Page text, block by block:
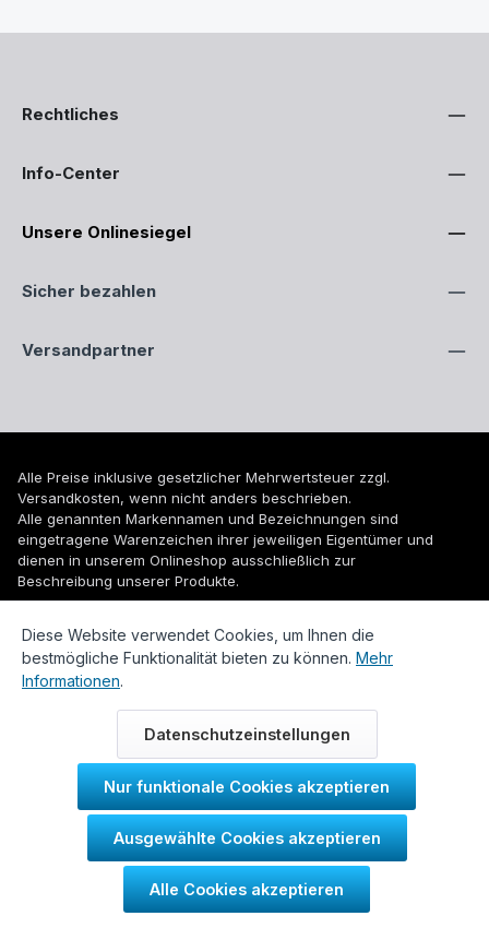
Rechtliches
Info-Center
Unsere Onlinesiegel
Sicher bezahlen
Versandpartner
Alle Preise inklusive gesetzlicher Mehrwertsteuer zzgl.
Versandkosten, wenn nicht anders beschrieben.
Alle genannten Markennamen und Bezeichnungen sind
eingetragene Warenzeichen ihrer jeweiligen Eigentümer und
dienen in unserem Onlineshop ausschließlich zur
Beschreibung unserer Produkte.
© 2026 WUH24.de - Weigel und Unger Heizungs- und
Sanitärtechnik GmbH
Diese Website verwendet Cookies, um Ihnen die
bestmögliche Funktionalität bieten zu können. Mehr
Informationen.
Datenschutzeinstellungen
Nur funktionale Cookies akzeptieren
Ausgewählte Cookies akzeptieren
Alle Cookies akzeptieren
Durch IT-Recht Kanzlei
Kundenmeinung:
SEHR GUT